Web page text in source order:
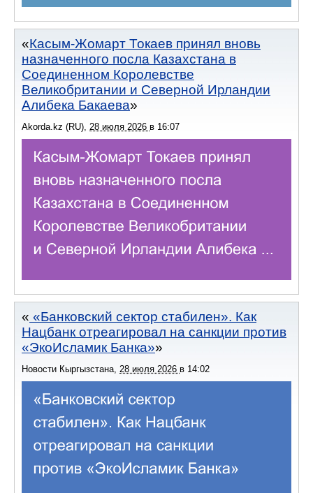
Касым-Жомарт Токаев принял вновь
назначенного посла Казахстана в
Соединенном Королевстве
Великобритании и Северной Ирландии
Алибека Бакаева
Akorda.kz (RU), 28 июля 2026 в 16:07
«Банковский сектор стабилен». Как
Нацбанк отреагировал на санкции против
«ЭкоИсламик Банка»
Новости Кыргызстана, 28 июля 2026 в 14:02